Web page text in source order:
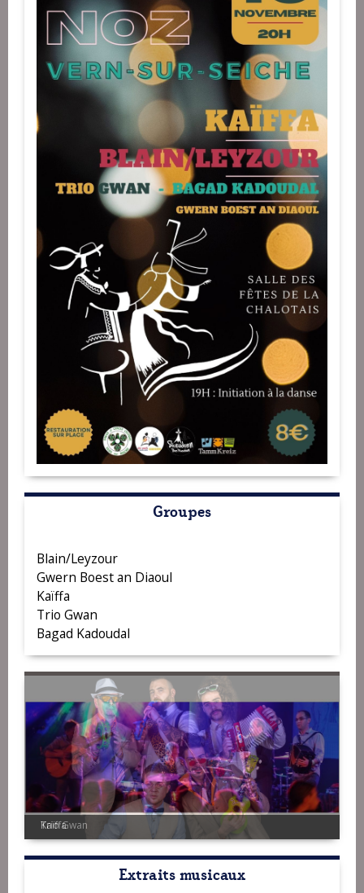
Groupes
Blain/Leyzour
Gwern Boest an Diaoul
Kaïffa
Trio Gwan
Bagad Kadoudal
Trio Gwan
Extraits musicaux